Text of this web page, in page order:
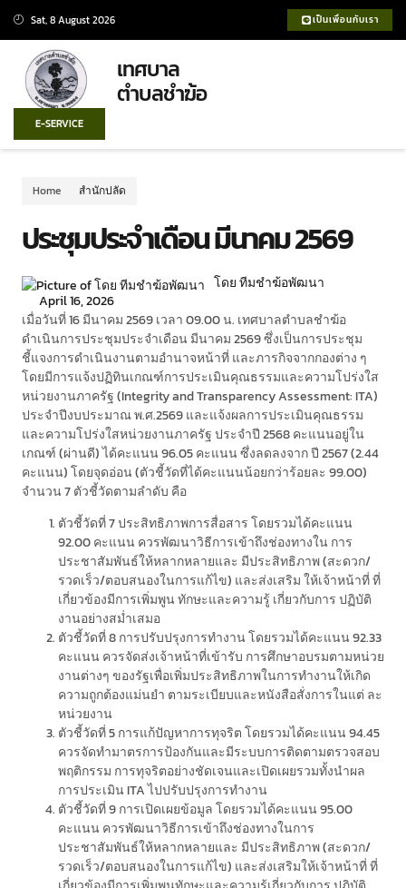
Sat, 8 August 2026 เป็นเพื่อนกับเรา
เทศบาล
ตำบลชำฆ้อ
E-SERVICE
Home สำนักปลัด
ประชุมประจำเดือน มีนาคม 2569
โดย ทีมชำฆ้อพัฒนา
April 16, 2026
เมื่อวันที่ 16 มีนาคม 2569 เวลา 09.00 น. เทศบาลตำบลชำฆ้อ
ดำเนินการประชุมประจำเดือน มีนาคม 2569 ซึ่งเป็นการประชุม
ชี้แจงการดำเนินงานตามอำนาจหน้าที่ และภารกิจจากกองต่าง ๆ
โดยมีการแจ้งปฏิทินเกณฑ์การประเมินคุณธรรมและความโปร่งใส
หน่วยงานภาครัฐ (Integrity and Transparency Assessment: ITA)
ประจำปีงบประมาณ พ.ศ.2569 และแจ้งผลการประเมินคุณธรรม
และความโปร่งใสหน่วยงานภาครัฐ ประจำปี 2568 คะแนนอยู่ใน
เกณฑ์ (ผ่านดี) ได้คะแนน 96.05 คะแนน ซึ่งลดลงจาก ปี 2567 (2.44
คะแนน) โดยจุดอ่อน (ตัวชี้วัดที่ได้คะแนนน้อยกว่าร้อยละ 99.00)
จำนวน 7 ตัวชี้วัดตามลำดับ คือ
ตัวชี้วัดที่ 7 ประสิทธิภาพการสื่อสาร โดยรวมได้คะแนน
92.00 คะแนน ควรพัฒนาวิธีการเข้าถึงช่องทางใน การ
ประชาสัมพันธ์ให้หลากหลายและ มีประสิทธิภาพ (สะดวก/
รวดเร็ว/ตอบสนองในการแก้ไข) และส่งเสริม ให้เจ้าหน้าที่ ที่
เกี่ยวข้องมีการเพิ่มพูน ทักษะและความรู้ เกี่ยวกับการ ปฏิบัติ
งานอย่างสม่ำเสมอ
ตัวชี้วัดที่ 8 การปรับปรุงการทำงาน โดยรวมได้คะแนน 92.33
คะแนน ควรจัดส่งเจ้าหน้าที่เข้ารับ การศึกษาอบรมตามหน่วย
งานต่างๆ ของรัฐเพื่อเพิ่มประสิทธิภาพในการทำงานให้เกิด
ความถูกต้องแม่นยำ ตามระเบียบและหนังสือสั่งการในแต่ ละ
หน่วยงาน
ตัวชี้วัดที่ 5 การแก้ปัญหาการทุจริต โดยรวมได้คะแนน 94.45
ควรจัดทำมาตรการป้องกันและมีระบบการติดตามตรวจสอบ
พฤติกรรม การทุจริตอย่างชัดเจนและเปิดเผยรวมทั้งนำผล
การประเมิน ITA ไปปรับปรุงการทำงาน
ตัวชี้วัดที่ 9 การเปิดเผยข้อมูล โดยรวมได้คะแนน 95.00
คะแนน ควรพัฒนาวิธีการเข้าถึงช่องทางในการ
ประชาสัมพันธ์ให้หลากหลายและ มีประสิทธิภาพ (สะดวก/
รวดเร็ว/ตอบสนองในการแก้ไข) และส่งเสริมให้เจ้าหน้าที่ ที่